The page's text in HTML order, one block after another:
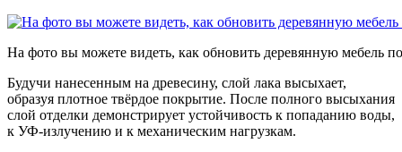
На фото вы можете видеть, как обновить деревянную мебель
Будучи нанесенным на древесину, слой лака высыхает,
образуя плотное твёрдое покрытие. После полного высыхания
слой отделки демонстрирует устойчивость к попаданию воды,
к УФ-излучению и к механическим нагрузкам.